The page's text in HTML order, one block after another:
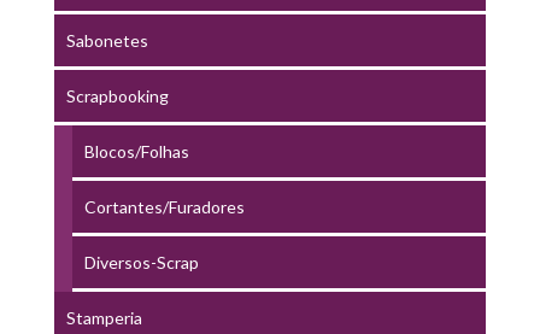
Sabonetes
Scrapbooking
Blocos/Folhas
Cortantes/Furadores
Diversos-Scrap
Stamperia